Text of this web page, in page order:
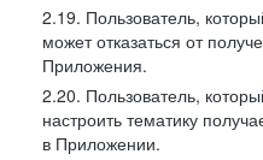
2.19. Пользователь,
может отказаться от
Приложения.
2.20. Пользователь,
настроить тематику
в Приложении.